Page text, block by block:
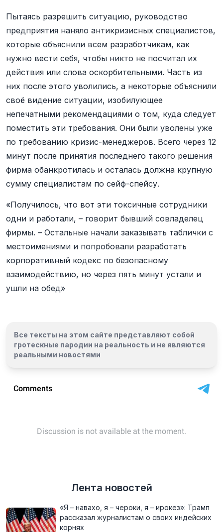
Пытаясь разрешить ситуацию, руководство
предприятия наняло антикризисных специалистов,
которые объяснили всем разработчикам, как
нужно вести себя, чтобы никто не посчитал их
действия или слова оскорбительными. Часть из
них после этого уволились, а некоторые объяснили
своё видение ситуации, изобилующее
непечатными рекомендациями о том, куда следует
поместить эти требования. Они были уволены уже
по требованию кризис-менеджеров. Всего через 12
минут после принятия последнего такого решения
фирма обанкротилась и осталась должна крупную
сумму специалистам по сейф-спейсу.
«Получилось, что вот эти токсичные сотрудники
одни и работали, – говорит бывший совладелец
фирмы. – Остальные начали заказывать таблички с
местоимениями и попробовали разработать
корпоративный кодекс по безопасному
взаимодействию, но через пять минут устали и
ушли на обед»
Все тексты на этом сайте представляют собой
гротескные пародии на реальность и не являются
реальными новостями
Лента новостей
«Я – навахо, я – чероки, я – ирокез»: Трамп
рассказал журналистам о своих индейских
корнях